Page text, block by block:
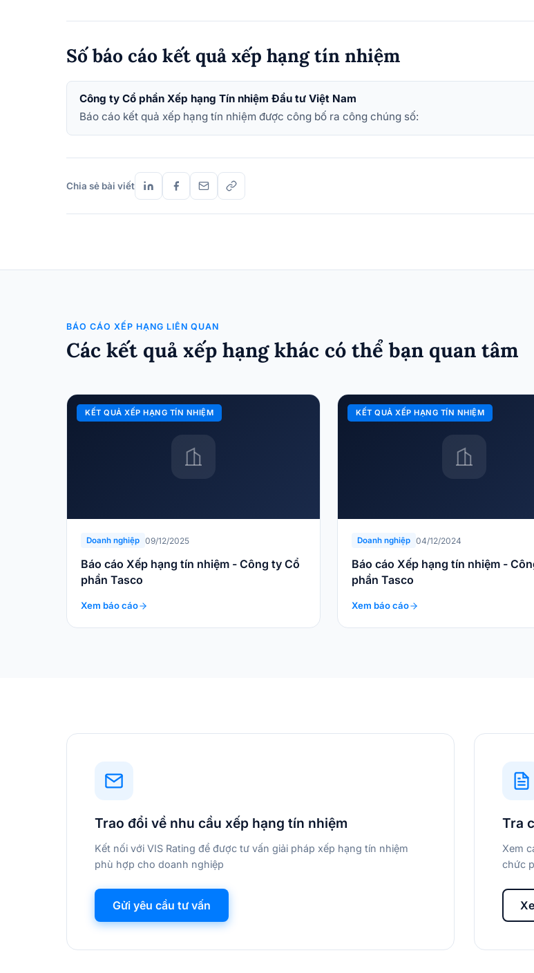
Số báo cáo kết quả xếp hạng tín nhiệm
Công ty Cổ phần Xếp hạng Tín nhiệm Đầu tư Việt Nam
Báo cáo kết quả xếp hạng tín nhiệm được công bố ra công chúng số:
Chia sẻ bài viết
BÁO CÁO XẾP HẠNG LIÊN QUAN
Các kết quả xếp hạng khác có thể bạn quan tâm
KẾT QUẢ XẾP HẠNG TÍN NHIỆM
Doanh nghiệp 09/12/2025
Báo cáo Xếp hạng tín nhiệm - Công ty Cổ
phần Tasco
Xem báo cáo
KẾT QUẢ XẾP HẠNG TÍN NHIỆM
Doanh nghiệp 04/12/2024
Báo cáo Xếp hạng tín nhiệm - Công ty Cổ
phần Tasco
Xem báo cáo
Trao đổi về nhu cầu xếp hạng tín nhiệm
Kết nối với VIS Rating để được tư vấn giải pháp xếp hạng tín nhiệm
phù hợp cho doanh nghiệp
Gửi yêu cầu tư vấn
Tra
Xem
chức